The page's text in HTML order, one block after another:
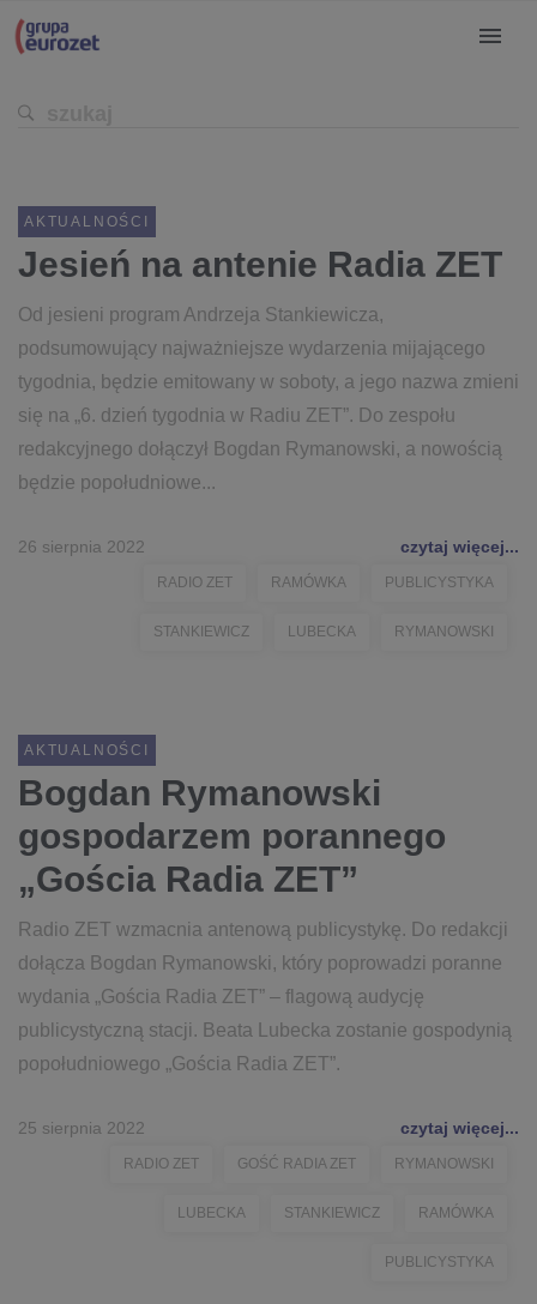
AKTUALNOŚCI
Jesień na antenie Radia ZET
Od jesieni program Andrzeja Stankiewicza,
podsumowujący najważniejsze wydarzenia mijającego
tygodnia, będzie emitowany w soboty, a jego nazwa zmieni
się na „6. dzień tygodnia w Radiu ZET”. Do zespołu
redakcyjnego dołączył Bogdan Rymanowski, a nowością
będzie popołudniowe...
26 sierpnia 2022 czytaj więcej...
RADIO ZET RAMÓWKA PUBLICYSTYKA
STANKIEWICZ LUBECKA RYMANOWSKI
AKTUALNOŚCI
Bogdan Rymanowski
gospodarzem porannego
„Gościa Radia ZET”
Radio ZET wzmacnia antenową publicystykę. Do redakcji
dołącza Bogdan Rymanowski, który poprowadzi poranne
wydania „Gościa Radia ZET” – flagową audycję
publicystyczną stacji. Beata Lubecka zostanie gospodynią
popołudniowego „Gościa Radia ZET”.
25 sierpnia 2022 czytaj więcej...
RADIO ZET GOŚĆ RADIA ZET RYMANOWSKI
LUBECKA STANKIEWICZ RAMÓWKA
PUBLICYSTYKA